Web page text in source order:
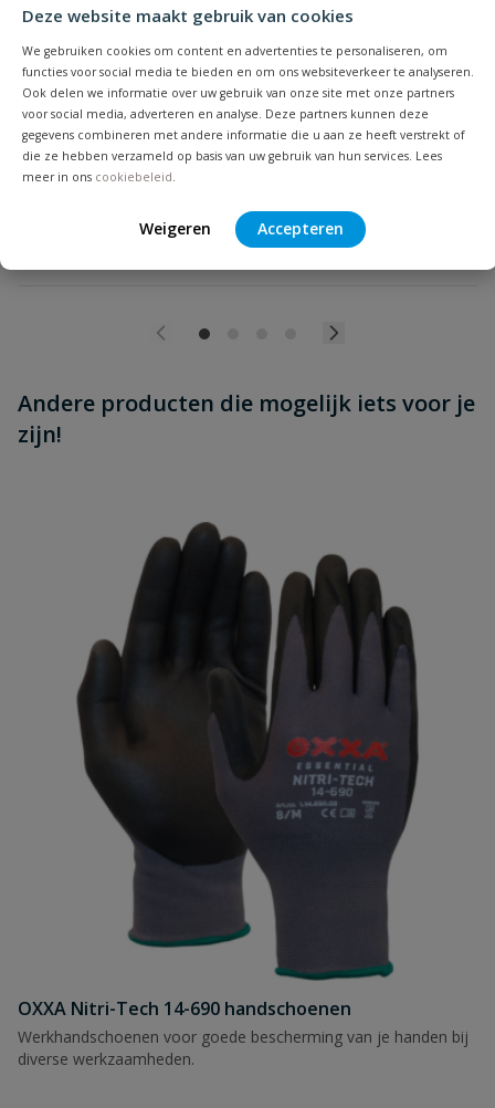
Deze website maakt gebruik van cookies
We gebruiken cookies om content en advertenties te personaliseren, om
functies voor social media te bieden en om ons websiteverkeer te analyseren.
Ook delen we informatie over uw gebruik van onze site met onze partners
voor social media, adverteren en analyse. Deze partners kunnen deze
gegevens combineren met andere informatie die u aan ze heeft verstrekt of
die ze hebben verzameld op basis van uw gebruik van hun services. Lees
meer in ons cookiebeleid.
Weigeren Accepteren
Beoordeling versturen
DYKA montage oog
Dyka montage oog, voor het bevestigen van de dyka beugels
aan houtdraapen of draadeind
Op voorraad
Andere producten die mogelijk iets voor je
zijn!
OXXA Nitri-Tech 14-690 handschoenen
Werkhandschoenen voor goede bescherming van je handen bij
diverse werkzaamheden.